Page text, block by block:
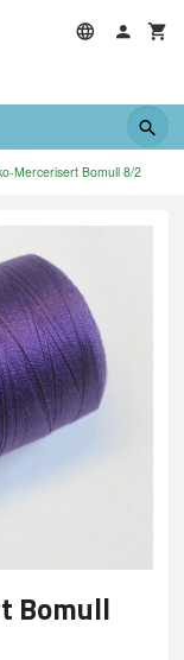
Mercerisert Bomull 8/2
Bomull